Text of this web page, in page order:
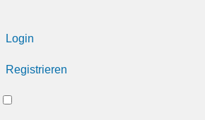
Login
Registrieren